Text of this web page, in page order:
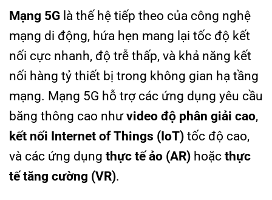
Mạng 5G là thế hệ tiếp theo của công nghệ
mạng di động, hứa hẹn mang lại tốc độ kết
nối cực nhanh, độ trễ thấp, và khả năng kết
nối hàng tỷ thiết bị trong không gian hạ tầng
mạng. Mạng 5G hỗ trợ các ứng dụng yêu cầu
băng thông cao nhưvideo độ phân giải cao,
kết nối Internet of Things (IoT) tốc độ cao,
và các ứng dụng thực tế ảo (AR) hoặc thực
tế tăng cường (VR).